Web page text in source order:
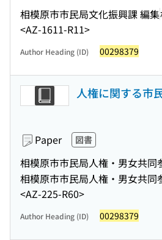
相模原市市民局文化振興課 編集
<AZ-1611-R11>
Author Heading (ID) 00298379
人権に関する市
Paper 図書
相模原市市民局人権・男女共同
相模原市市民局人権・男女共同
<AZ-225-R60>
Author Heading (ID) 00298379